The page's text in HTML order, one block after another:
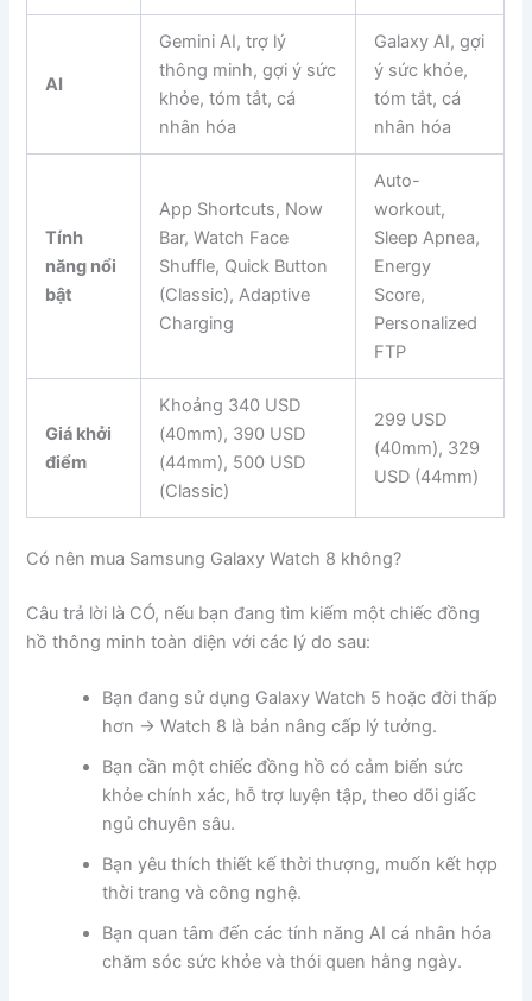
AI
Gemini AI, trợ lý
thông minh, gợi ý sức
khỏe, tóm tắt, cá
nhân hóa
Galaxy AI, gợi
ý sức khỏe,
tóm tắt, cá
nhân hóa
Tính
năng nổi
bật
App Shortcuts, Now
Bar, Watch Face
Shuffle, Quick Button
(Classic), Adaptive
Charging
Auto-
workout,
Sleep Apnea,
Energy
Score,
Personalized
FTP
Giá khởi
điểm
Khoảng 340 USD
(40mm), 390 USD
(44mm), 500 USD
(Classic)
299 USD
(40mm), 329
USD (44mm)
Có nên mua Samsung Galaxy Watch 8 không?
Câu trả lời là CÓ, nếu bạn đang tìm kiếm một chiếc đồng
hồ thông minh toàn diện với các lý do sau:
Bạn đang sử dụng Galaxy Watch 5 hoặc đời thấp
hơn → Watch 8 là bản nâng cấp lý tưởng.
Bạn cần một chiếc đồng hồ có cảm biến sức
khỏe chính xác, hỗ trợ luyện tập, theo dõi giấc
ngủ chuyên sâu.
Bạn yêu thích thiết kế thời thượng, muốn kết hợp
thời trang và công nghệ.
Bạn quan tâm đến các tính năng AI cá nhân hóa
chăm sóc sức khỏe và thói quen hằng ngày.